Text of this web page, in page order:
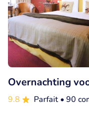
Overnachting
9.8 Parfait • 90